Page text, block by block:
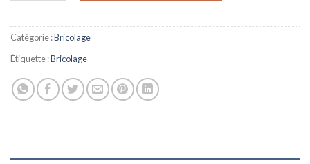
Catégorie :Bricolage
Étiquette :Bricolage